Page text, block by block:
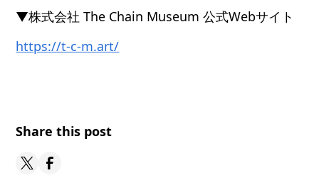
▼株式会社 The Chain Museum 公式Webサイト
https://t-c-m.art/
Share this post